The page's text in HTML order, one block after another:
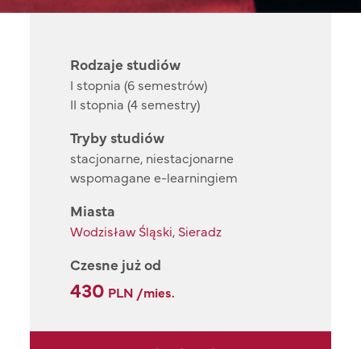
Rodzaje studiów
I stopnia (6 semestrów)
II stopnia (4 semestry)
Tryby studiów
stacjonarne, niestacjonarne
wspomagane e-learningiem
Miasta
Wodzisław Śląski, Sieradz
Czesne już od
430 PLN /mies.